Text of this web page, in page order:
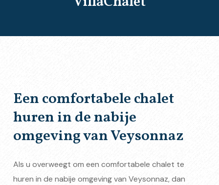
Een comfortabele chalet
huren in de nabije
omgeving van Veysonnaz
Als u overweegt om een comfortabele chalet te
huren in de nabije omgeving van Veysonnaz, dan